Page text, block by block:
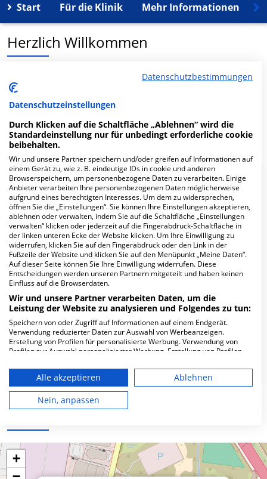
Start Für die Klinik Mehr Informationen
Herzlich Willkommen
Zahnärzte im Fasanenpark MVZ GmbH in der Parkstr. 29
ist ein medizinisches Versorgungszentrum in
Unterhaching.
Mehr Informationen
FAQ
Hier ﬁnden Sie häuﬁg gestellte Fragen zu dieser Klinik.
Wie lautet die Adresse von Zahnärzte im
Fasanenpark MVZ GmbH?
82008 Unterhaching
Wie ist die Telefonnummer von Zahnärzte im
+
Datenschutzbestimmungen
Datenschutzeinstellungen
Durch Klicken auf die Schaltfläche „Ablehnen“ wird die
Standardeinstellung nur für unbedingt erforderliche cookie
beibehalten.
Wir und unsere Partner speichern und/oder greifen auf Informationen auf
einem Gerät zu, wie z. B. eindeutige IDs in cookie und anderen
Browserspeichern, um personenbezogene Daten zu verarbeiten. Einige
Anbieter verarbeiten Ihre personenbezogenen Daten möglicherweise
aufgrund eines berechtigten Interesses. Um dem zu widersprechen,
öffnen Sie die „Einstellungen“. Sie können Ihre Einstellungen akzeptieren,
ablehnen oder verwalten, indem Sie auf die Schaltfläche „Einstellungen
verwalten“ klicken oder jederzeit auf die Fingerabdruck-Schaltfläche in
der linken unteren Ecke der Website klicken. Um Ihre Einwilligung zu
widerrufen, klicken Sie auf den Fingerabdruck oder den Link in der
Fußzeile der Website und klicken Sie auf den Menüpunkt „Meine Daten“.
Auf dieser Seite können Sie Ihre Einwilligung widerrufen. Diese
Entscheidungen werden unseren Partnern mitgeteilt und haben keinen
Einfluss auf die Browserdaten.
Wir und unsere Partner verarbeiten Daten, um die
Leistung der Website zu analysieren und Folgendes zu tun:
Speichern von oder Zugriff auf Informationen auf einem Endgerät.
Verwendung reduzierter Daten zur Auswahl von Werbeanzeigen.
Erstellung von Profilen für personalisierte Werbung. Verwendung von
Profilen zur Auswahl personalisierter Werbung. Erstellung von Profilen
personalisierter Inhalte. Messung der Werbeleistung. Messung der
Performance von Inhalten. Analyse von Zielgruppen durch Statistiken
oder Kombinationen von Daten aus verschiedenen Quellen. Entwicklung
und Verbesserung der Angebote. Verwendung reduzierter Daten zur
Auswahl von Inhalten.
die USA gesendet werden.
Ihre Einwilligung und die cookie Richtlinie gelten ausschließlich für diese
Website/App.
Partnerliste anzeigen (1 IAB-Anbieter)
Alle akzeptieren
Ablehnen
Nein, anpassen